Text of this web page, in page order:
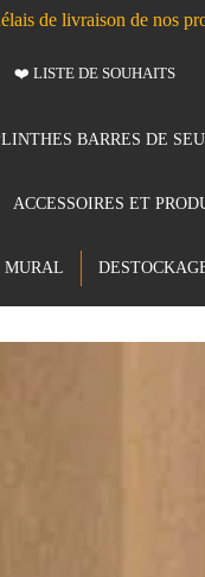
de livraison de nos
❤️ LISTE DE SOUHAITS
BARRES DE
ACCESSOIRES ET
MURAL